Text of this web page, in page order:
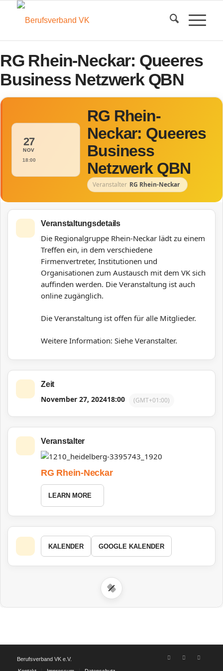
RG Rhein-Neckar: Queeres
Business Netzwerk QBN
27
NOV
18:00
RG Rhein-
Neckar: Queeres
Business
Netzwerk QBN
Veranstalter RG Rhein-Neckar
Veranstaltungsdetails
Die Regionalgruppe Rhein-Neckar lädt zu einem
Treffen ein, in dem verschiedene
Firmenvertreter, Institutionen und
Organisationen zum Austausch mit dem VK sich
auffinden werden. Die Veranstaltung ist auch
online zugänglich.
Die Veranstaltung ist offen für alle Mitglieder.
Weitere Information: Siehe Veranstalter.
Zeit
November 27, 202418:00 (GMT+01:00)
Veranstalter
RG Rhein-Neckar
LEARN MORE
KALENDER GOOGLE KALENDER
Berufsverband VK e.V.